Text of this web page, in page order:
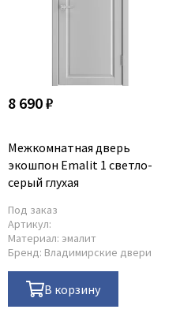
Optima Porte
Oro - Oro
Philips
Porta Di Parma
Porte Vista
Portika
Poseidon
8 690 ₽
Межкомнатная дверь
экошпон Emalit 1 светло-
серый глухая
Под заказ
Артикул:
Материал: эмалит
Бренд: Владимирские двери
В корзину